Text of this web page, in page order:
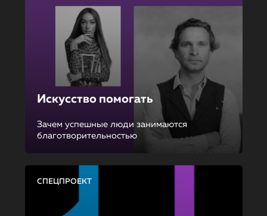
Искусство помогать
Зачем успешные люди занимаются
благотворительностью
СПЕЦПРОЕКТ